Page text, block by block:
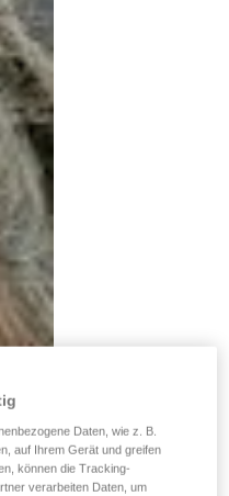
Daten, wie z. B.
auf Ihrem Gerät und greifen
können die Tracking-
verarbeiten Daten, um